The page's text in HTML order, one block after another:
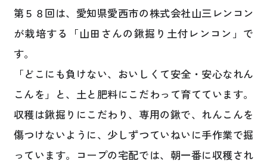
第５８回は、愛知県愛西市の株式会社山三レンコン
が栽培する「山田さんの鍬掘り土付レンコン」で
す。
「どこにも負けない、おいしくて安全・安心なれん
こんを」と、土と肥料にこだわって育てています。
収穫は鍬掘りにこだわり、専用の鍬で、れんこんを
傷つけないように、少しずつていねいに手作業で掘
っています。コープの宅配では、朝一番に収穫され